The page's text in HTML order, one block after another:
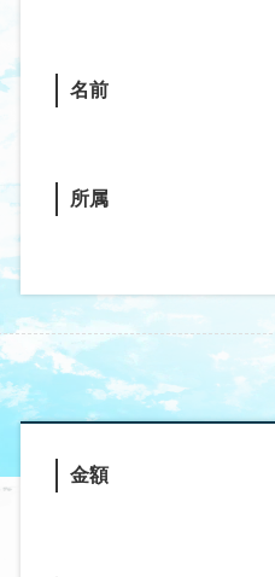
名前
所属
金額